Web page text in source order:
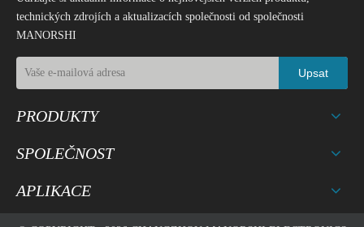
technických zdrojích a aktualizacích společnosti od společnosti
MANORSHI
Upsat
PRODUKTY
SPOLEČNOST
APLIKACE